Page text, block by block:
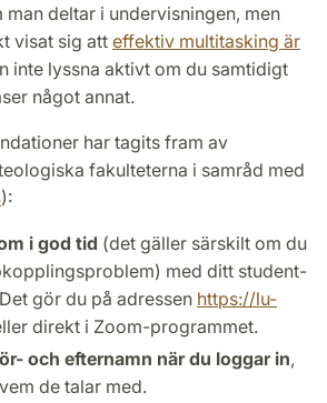
man deltar i undervisningen, men
visat sig att effektiv multitasking är
inte lyssna aktivt om du samtidigt
något annat.
har tagits fram av
fakulteterna i samråd med
):
i god tid (det gäller särskilt om du
med ditt student-
gör du på adressen https://lu-
direkt i Zoom-programmet.
och efternamn när du loggar in,
de talar med.